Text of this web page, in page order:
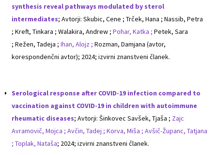
synthesis reveal pathways modulated by sterol
intermediates; Avtorji: Skubic, Cene ; Trček, Hana ; Nassib, Petra
; Kreft, Tinkara ; Walakira, Andrew ; Pohar, Katka ; Petek, Sara
; Režen, Tadeja ; Ihan, Alojz ; Rozman, Damjana (avtor,
korespondenčni avtor); 2024; izvirni znanstveni članek.
Serological response after COVID-19 infection compared to
vaccination against COVID-19 in children with autoimmune
rheumatic diseases; Avtorji: Šinkovec Savšek, Tjaša ; Zajc
Avramovič, Mojca ; Avčin, Tadej ; Korva, Miša ; Avšič-Županc, Tatjana
; Toplak, Nataša; 2024; izvirni znanstveni članek.